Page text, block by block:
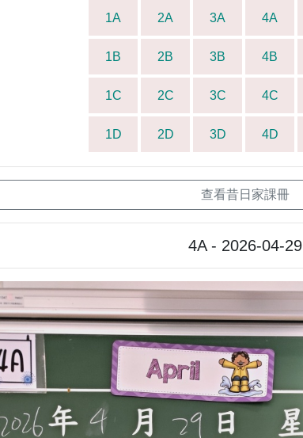
1A 2A 3A 4A
1B 2B 3B 4B
1C 2C 3C 4C
1D 2D 3D 4D
查看昔日家課冊
4A - 2026-04-29